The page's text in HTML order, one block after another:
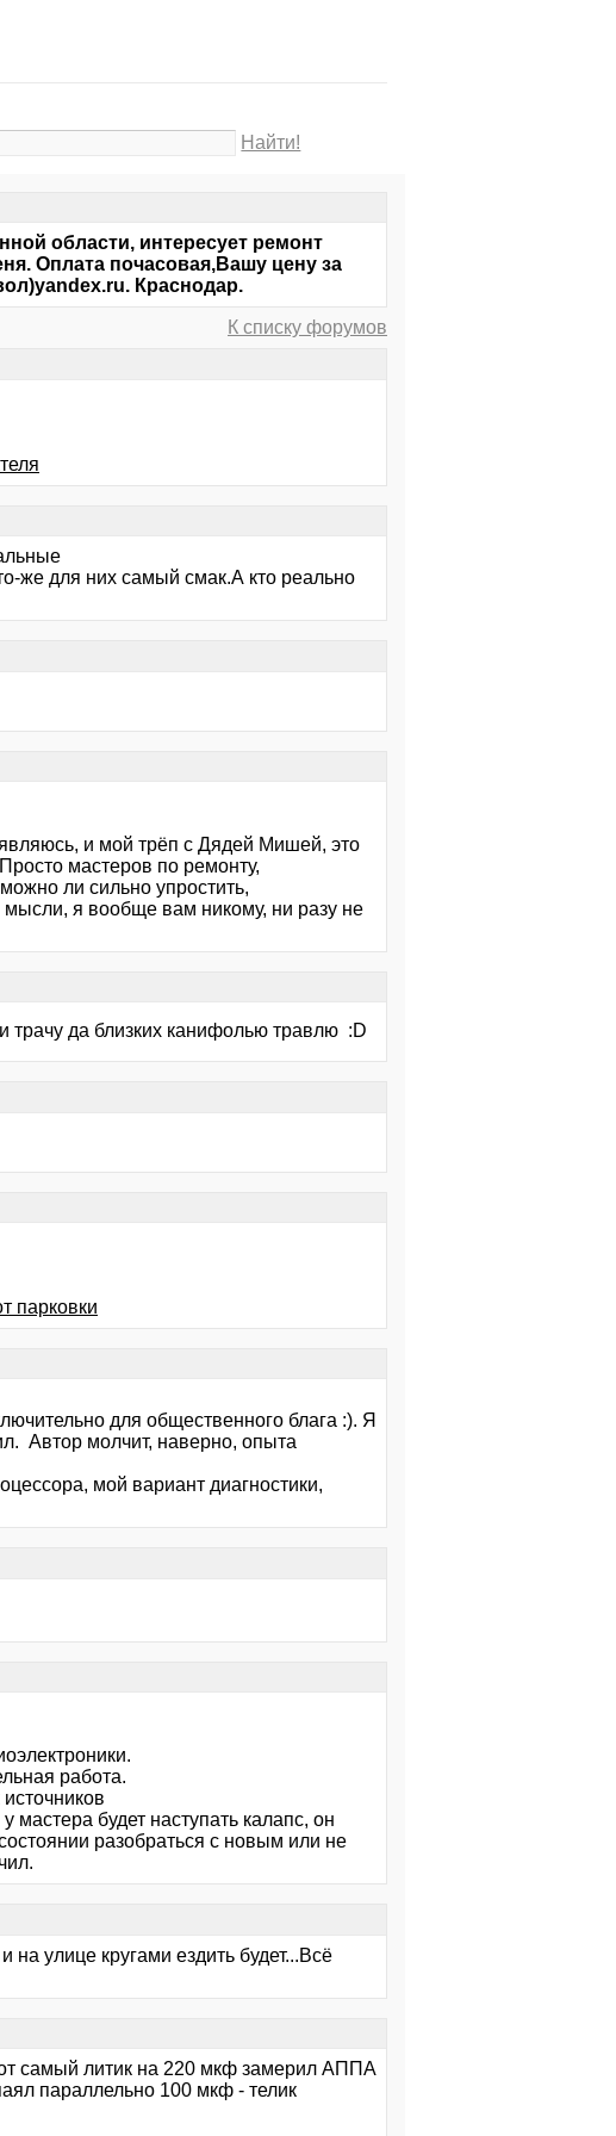
Найти!
области, интересует ремонт
Оплата почасовая,Вашу цену за
Краснодар.
К списку форумов
же для них самый смак.А кто реально
и мой трёп с Дядей Мишей, это
мастеров по ремонту,
ли сильно упростить,
я вообще вам никому, ни разу не
трачу да близких канифолью травлю :D
парковки
для общественного блага :). Я
Автор молчит, наверно, опыта
мой вариант диагностики,
работа.
мастера будет наступать калапс, он
разобраться с новым или не
на улице кругами ездить будет...Всё
самый литик на 220 мкф замерил АППА
параллельно 100 мкф - телик